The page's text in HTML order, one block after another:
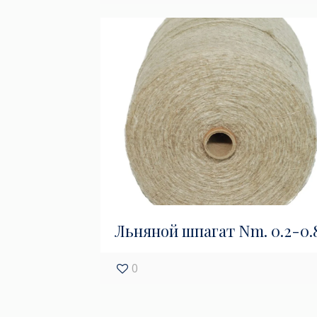
Льняной шпагат Nm. 0.2-
0